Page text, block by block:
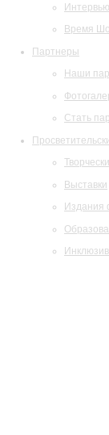
Интервью
Время
Партнеры
Наши
Стать
Выставки
Издания